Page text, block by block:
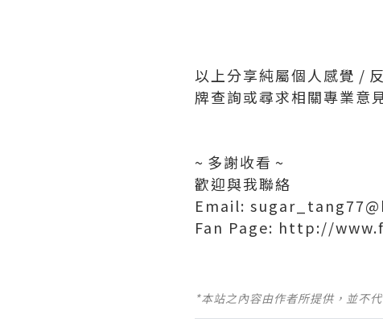
以上分享純屬個人感覺 /
牌查詢或尋求相關專業意
~ 多謝收看 ~
歡迎與我聯絡
Email:
Fan Page: http://
*本站之內容由作者所提供，並不